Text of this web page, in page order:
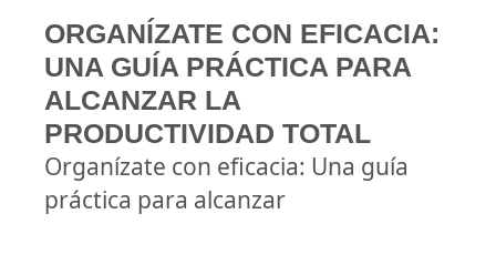
ORGANÍZATE CON EFICACIA:
UNA GUÍA PRÁCTICA PARA
ALCANZAR LA
PRODUCTIVIDAD TOTAL
Organízate con eficacia: Una guía
práctica para alcanzar